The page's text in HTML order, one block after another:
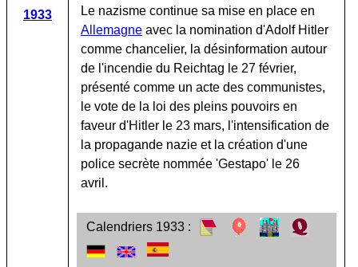
1933
Le nazisme continue sa mise en place en
Allemagne avec la nomination d'Adolf Hitler
comme chancelier, la désinformation autour
de l'incendie du Reichtag le 27 février,
présenté comme un acte des communistes,
le vote de la loi des pleins pouvoirs en
faveur d'Hitler le 23 mars, l'intensification de
la propagande nazie et la création d'une
police secrète nommée 'Gestapo' le 26
avril.
Calendriers 1933 :